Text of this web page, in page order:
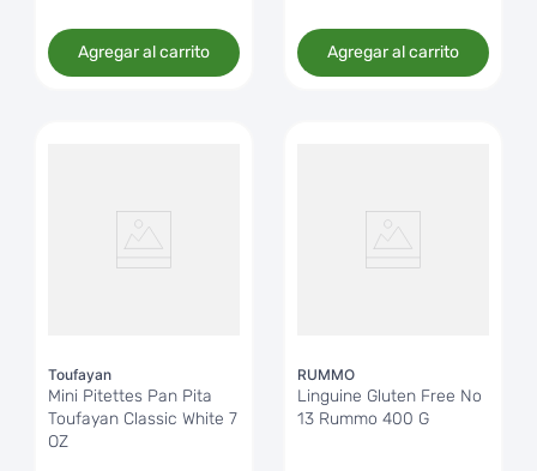
Agregar al carrito Agregar al carrito
Toufayan
Mini Pitettes Pan Pita
Toufayan Classic White 7
OZ
RUMMO
Linguine Gluten Free No
13 Rummo 400 G